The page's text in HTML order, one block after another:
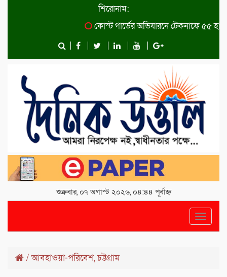
শিরোনাম:
কোস্ট গার্ডের অভিযারনে টেকনাফে ৫৫ হাজার
শুক্রবার, ০৭ অগাস্ট ২০২৬, ০৪:৪৪ পূর্বাহ্ন
Toggle
/আবহাওয়া-পরিবেশ,চট্টগ্রাম